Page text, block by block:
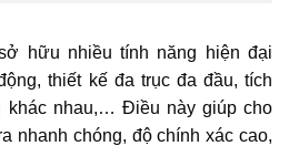
hữu nhiều tính năng hiện đại
thiết kế đa trục đa đầu, tích
khác nhau,… Điều này giúp cho
nhanh chóng, độ chính xác cao,